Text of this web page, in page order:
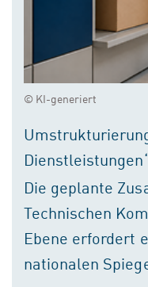
© KI-generiert
Die geplante
Technischen
Ebene erfordert
nationalen